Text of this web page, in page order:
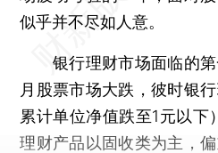
似乎并不尽如人意。
银行理财市场面临的第
月股票市场大跌，彼时银
累计单位净值跌至1元以下
理财产品以固收类为主，